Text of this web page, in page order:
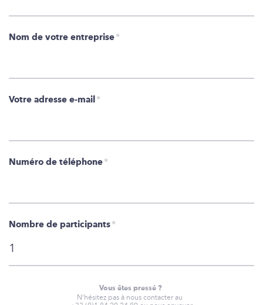
Nom de votre entreprise *
Votre adresse e-mail *
Numéro de téléphone *
Nombre de participants *
Vous êtes pressé ?
N’hésitez pas à nous contacter au